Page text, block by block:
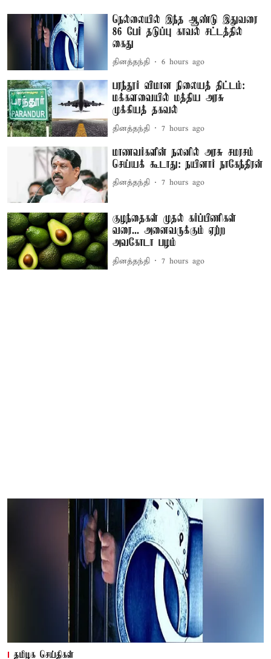
நெல்லையில் இந்த ஆண்டு இதுவரை
86 பேர் தடுப்பு காவல் சட்டத்தில்
கைது
தினத்தந்தி 6 hours ago
பரந்தூர் விமான நிலையத் திட்டம்:
மக்களவையில் மத்திய அரசு
முக்கியத் தகவல்
தினத்தந்தி 7 hours ago
மாணவர்களின் நலனில் அரசு சமரசம்
செய்யக் கூடாது: நயினார் நாகேந்திரன்
தினத்தந்தி 7 hours ago
குழந்தைகள் முதல் கர்ப்பிணிகள்
வரை... அனைவருக்கும் ஏற்ற
அவகோடா பழம்
தினத்தந்தி 7 hours ago
தமிழக செய்திகள்